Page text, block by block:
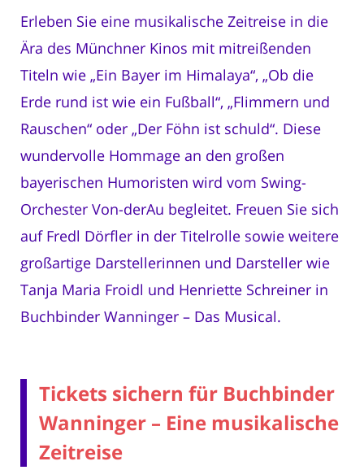
Erleben Sie eine musikalische Zeitreise in die
Ära des Münchner Kinos mit mitreißenden
Titeln wie „Ein Bayer im Himalaya“, „Ob die
Erde rund ist wie ein Fußball“, „Flimmern und
Rauschen“ oder „Der Föhn ist schuld“. Diese
wundervolle Hommage an den großen
bayerischen Humoristen wird vom Swing-
Orchester Von-derAu begleitet. Freuen Sie sich
auf Fredl Dörfler in der Titelrolle sowie weitere
großartige Darstellerinnen und Darsteller wie
Tanja Maria Froidl und Henriette Schreiner in
Buchbinder Wanninger – Das Musical.
Tickets sichern für Buchbinder
Wanninger – Eine musikalische
Zeitreise